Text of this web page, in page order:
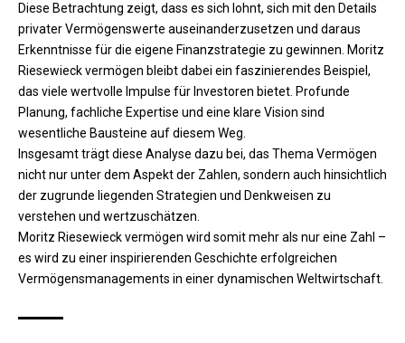
Diese Betrachtung zeigt, dass es sich lohnt, sich mit den Details
privater Vermögenswerte auseinanderzusetzen und daraus
Erkenntnisse für die eigene Finanzstrategie zu gewinnen. Moritz
Riesewieck vermögen bleibt dabei ein faszinierendes Beispiel,
das viele wertvolle Impulse für Investoren bietet. Profunde
Planung, fachliche Expertise und eine klare Vision sind
wesentliche Bausteine auf diesem Weg.
Insgesamt trägt diese Analyse dazu bei, das Thema Vermögen
nicht nur unter dem Aspekt der Zahlen, sondern auch hinsichtlich
der zugrunde liegenden Strategien und Denkweisen zu
verstehen und wertzuschätzen.
Moritz Riesewieck vermögen wird somit mehr als nur eine Zahl –
es wird zu einer inspirierenden Geschichte erfolgreichen
Vermögensmanagements in einer dynamischen Weltwirtschaft.